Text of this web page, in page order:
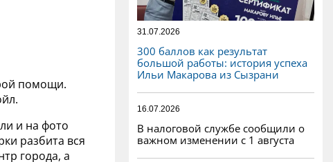
помощи.
и на фото
разбита вся
города, а
31.07.2026
300 баллов как результат
большой работы: история успеха
Ильи Макарова из Сызрани
16.07.2026
В налоговой службе сообщили о
важном изменении с 1 августа